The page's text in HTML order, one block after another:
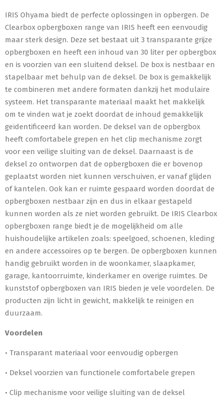
IRIS Ohyama biedt de perfecte oplossingen in opbergen. De
Clearbox opbergboxen range van IRIS heeft een eenvoudig
maar sterk design. Deze set bestaat uit 3 transparante grijze
opbergboxen en heeft een inhoud van 30 liter per opbergbox
en is voorzien van een sluitend deksel. De box is nestbaar en
stapelbaar met behulp van de deksel. De box is gemakkelijk
te combineren met andere formaten dankzij het modulaire
systeem. Het transparante materiaal maakt het makkelijk
om te vinden wat je zoekt doordat de inhoud gemakkelijk
geïdentificeerd kan worden. De deksel van de opbergbox
heeft comfortabele grepen en het clip mechanisme zorgt
voor een veilige sluiting van de deksel. Daarnaast is de
deksel zo ontworpen dat de opbergboxen die er bovenop
geplaatst worden niet kunnen verschuiven, er vanaf glijden
of kantelen. Ook kan er ruimte gespaard worden doordat de
opbergboxen nestbaar zijn en dus in elkaar gestapeld
kunnen worden als ze niet worden gebruikt. De IRIS Clearbox
opbergboxen range biedt je de mogelijkheid om alle
huishoudelijke artikelen zoals: speelgoed, schoenen, kleding
en andere accessoires op te bergen. De opbergboxen kunnen
handig gebruikt worden in de woonkamer, slaapkamer,
garage, kantoorruimte, kinderkamer en overige ruimtes. De
kunststof opbergboxen van IRIS bieden je vele voordelen. De
producten zijn licht in gewicht, makkelijk te reinigen en
duurzaam.
Voordelen
• Transparant materiaal voor eenvoudig opbergen
• Deksel voorzien van functionele comfortabele grepen
• Clip mechanisme voor veilige sluiting van de deksel